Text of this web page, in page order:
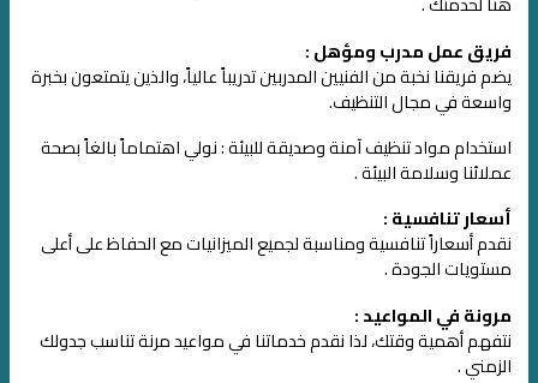
فريق عمل مدرب ومؤهل :
يضم فريقنا نخبة من الفنيين المدربين تدريباً عالياً، والذين يتمتعون بخبرة
واسعة في مجال التنظيف.
استخدام مواد تنظيف آمنة وصديقة للبيئة:نولي اهتماماً بالغاً بصحة
عملائنا وسلامة البيئة .
أسعار تنافسية :
نقدم أسعاراً تنافسية ومناسبة لجميع الميزانيات مع الحفاظ على أعلى
مستويات الجودة .
مرونة في المواعيد :
نتفهم أهمية وقتك، لذا نقدم خدماتنا في مواعيد مرنة تناسب جدولك
الزمني .